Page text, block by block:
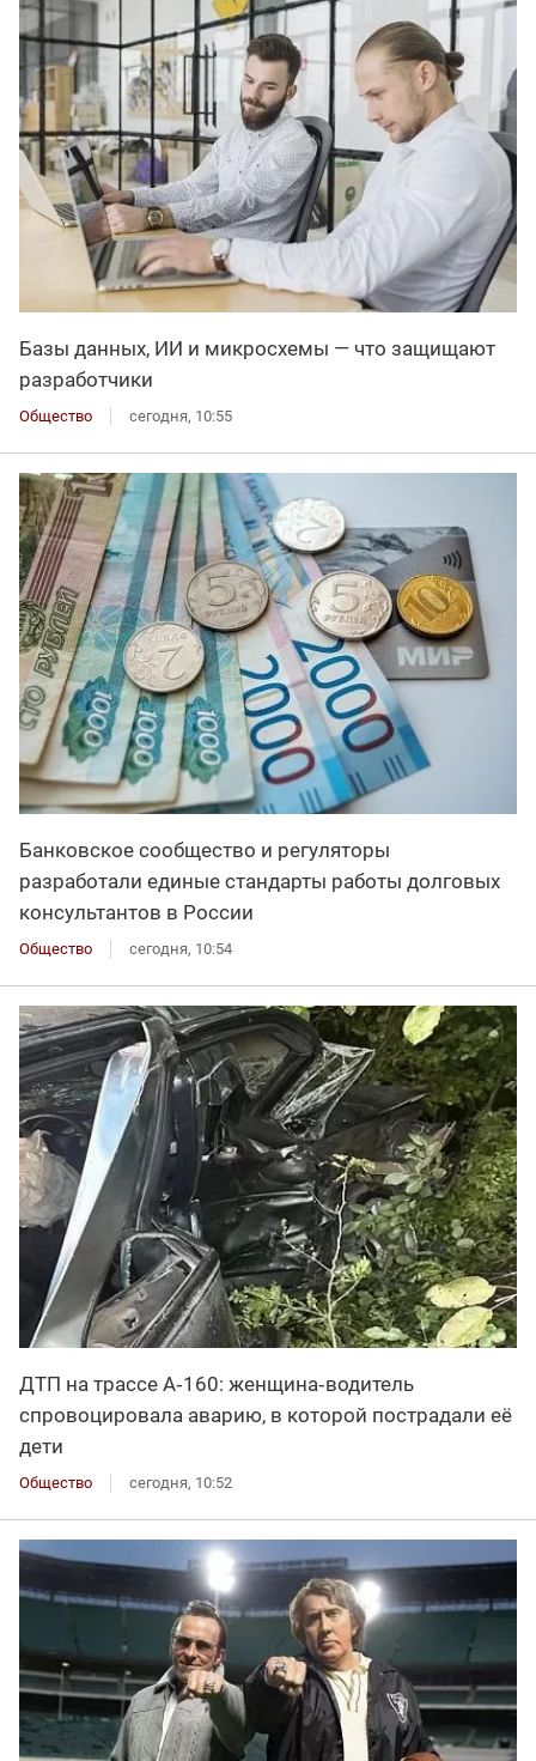
Базы данных, ИИ и микросхемы — что защищают
разработчики
Общество сегодня, 10:55
Банковское сообщество и регуляторы
разработали единые стандарты работы долговых
консультантов в России
Общество сегодня, 10:54
ДТП на трассе А‑160: женщина‑водитель
спровоцировала аварию, в которой пострадали её
дети
Общество сегодня, 10:52